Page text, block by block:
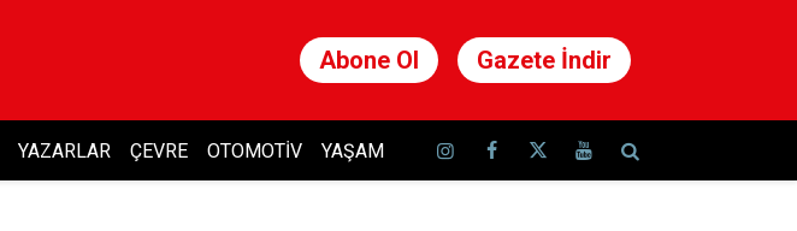
Abone Ol Gazete İndir
YAZARLAR ÇEVRE OTOMOTIV YAŞAM